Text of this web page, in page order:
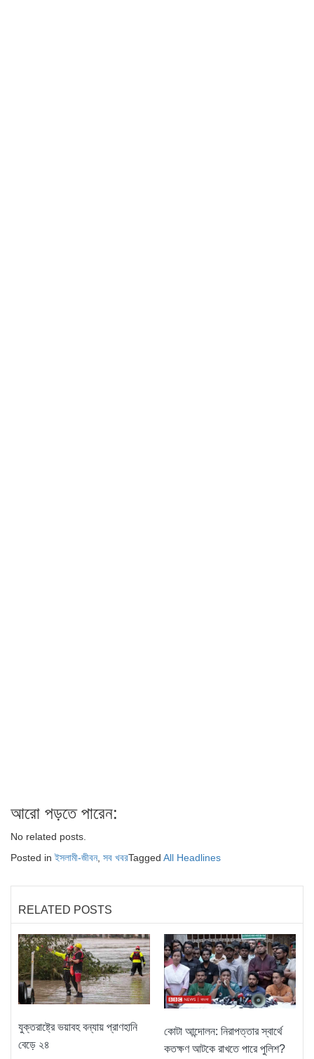
আরো পড়তে পারেন:
No related posts.
Posted inইসলামী-জীবন, সব খবরTagged All Headlines
RELATED POSTS
যুক্তরাষ্ট্রে ভয়াবহ বন্যায় প্রাণহানি
বেড়ে ২৪
কোটা আন্দোলন: নিরাপত্তার স্বার্থে
কতক্ষণ আটকে রাখতে পারে পুলিশ?